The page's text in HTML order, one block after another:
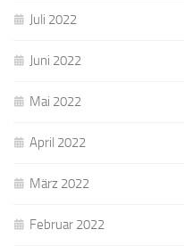
Juli 2022
Juni 2022
Mai 2022
April 2022
März 2022
Februar 2022